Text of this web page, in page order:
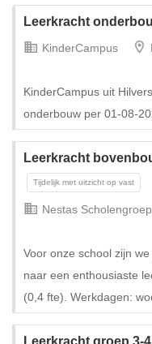
Leerkracht
KinderCampus
KinderCampus uit
onderbouw per 01-08-
Leerkracht
Tijdelijk met uitzicht op
Nestas Scholengroep
Voor onze school zijn
naar een enthousiaste
(0,4 fte). Werkdagen: